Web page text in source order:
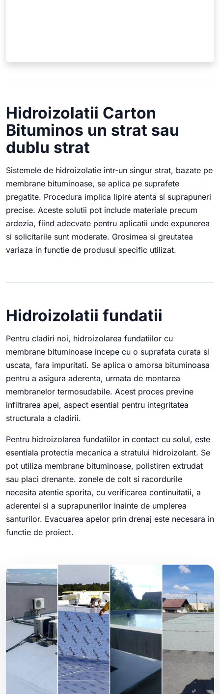
Hidroizolatii Carton
Bituminos un strat sau
dublu strat
Sistemele de hidroizolatie intr-un singur strat, bazate pe
membrane bituminoase, se aplica pe suprafete
pregatite. Procedura implica lipire atenta si suprapuneri
precise. Aceste solutii pot include materiale precum
ardezia, fiind adecvate pentru aplicatii unde expunerea
si solicitarile sunt moderate. Grosimea si greutatea
variaza in functie de produsul specific utilizat.
Hidroizolatii fundatii
Pentru cladiri noi, hidroizolarea fundatiilor cu
membrane bituminoase incepe cu o suprafata curata si
uscata, fara impuritati. Se aplica o amorsa bituminoasa
pentru a asigura aderenta, urmata de montarea
membranelor termosudabile. Acest proces previne
infiltrarea apei, aspect esential pentru integritatea
structurala a cladirii.
Pentru hidroizolarea fundatiilor in contact cu solul, este
esentiala protectia mecanica a stratului hidroizolant. Se
pot utiliza membrane bituminoase, polistiren extrudat
sau placi drenante. zonele de colt si racordurile
necesita atentie sporita, cu verificarea continuitatii, a
aderentei si a suprapunerilor inainte de umplerea
santurilor. Evacuarea apelor prin drenaj este necesara in
functie de proiect.